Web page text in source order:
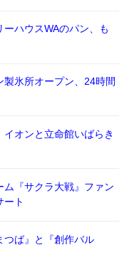
ハウスWAのパン、も
氷所オープン、24時間
オンと立命館いばらき
『サクラ大戦』ファン
ート
つば』と『創作バル